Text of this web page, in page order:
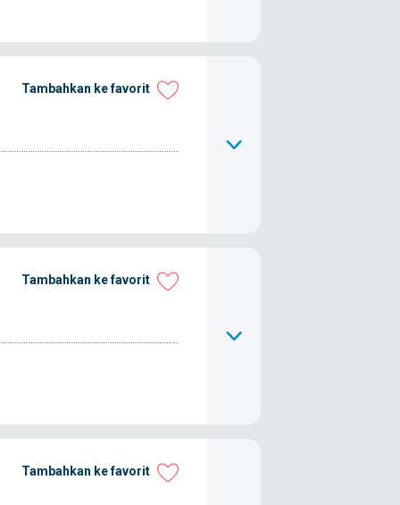
Tambahkan ke favorit
Tambahkan ke favorit
Tambahkan ke favorit